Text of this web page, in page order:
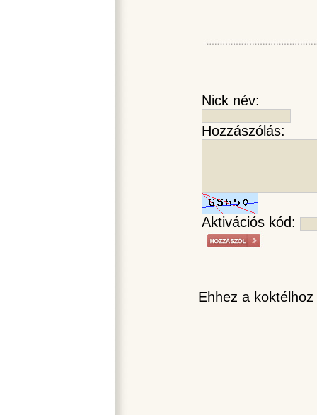
Nick név:
Hozzászólás:
Aktivációs kód:
Ehhez a